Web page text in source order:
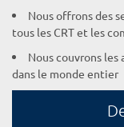
Nous offrons des
tous les CRT et les
Nous couvrons
dans le monde entier